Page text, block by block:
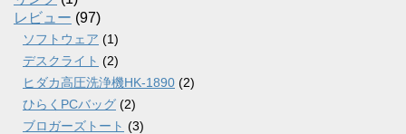
レビュー (97)
ソフトウェア (1)
デスクライト (2)
ヒダカ高圧洗浄機HK-1890 (2)
ひらくPCバッグ (2)
ブロガーズトート (3)